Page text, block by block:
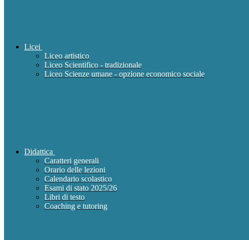
Licei
Liceo artistico
Liceo Scientifico - tradizionale
Liceo Scienze umane - opzione economico sociale
Didattica
Caratteri generali
Orario delle lezioni
Calendario scolastico
Esami di stato 2025/26
Libri di testo
Coaching e tutoring